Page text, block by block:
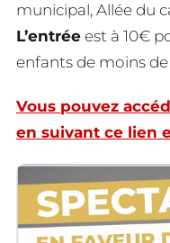
municipal, Allée du
L’entrée est à 10€
enfants de moins de
Vous pouvez
en suivant ce lien